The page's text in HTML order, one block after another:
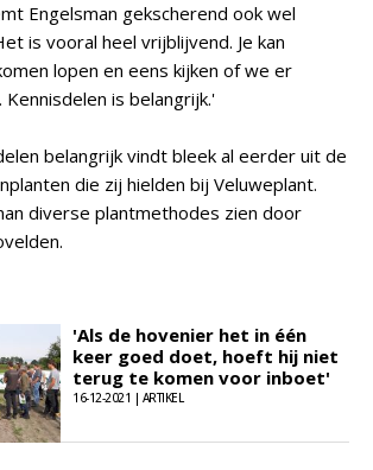
Engelsman gekscherend ook wel
is vooral heel vrijblijvend. Je kan
lopen en eens kijken of we er
is belangrijk.'
belangrijk vindt bleek al eerder uit de
die zij hielden bij Veluweplant.
diverse plantmethodes zien door
'Als de hovenier het in één
keer goed doet, hoeft hij niet
terug te komen voor inboet'
16-12-2021 | ARTIKEL